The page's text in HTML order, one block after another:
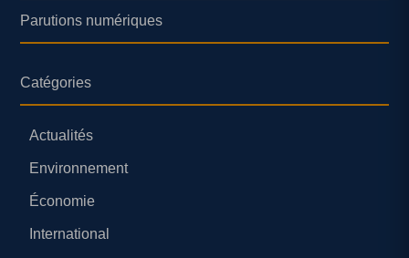
Parutions numériques
Catégories
Actualités
Environnement
Économie
International